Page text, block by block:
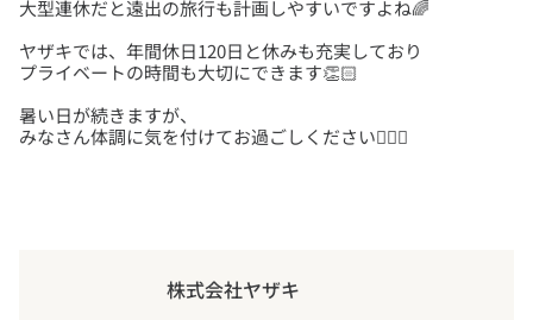
ヤザキでは、年間休日120日と休みも充実しており
暑い日が続きますが、
みなさん体調に気を付けてお過ごしください💁🏻‍♀️
株式会社ヤザキ